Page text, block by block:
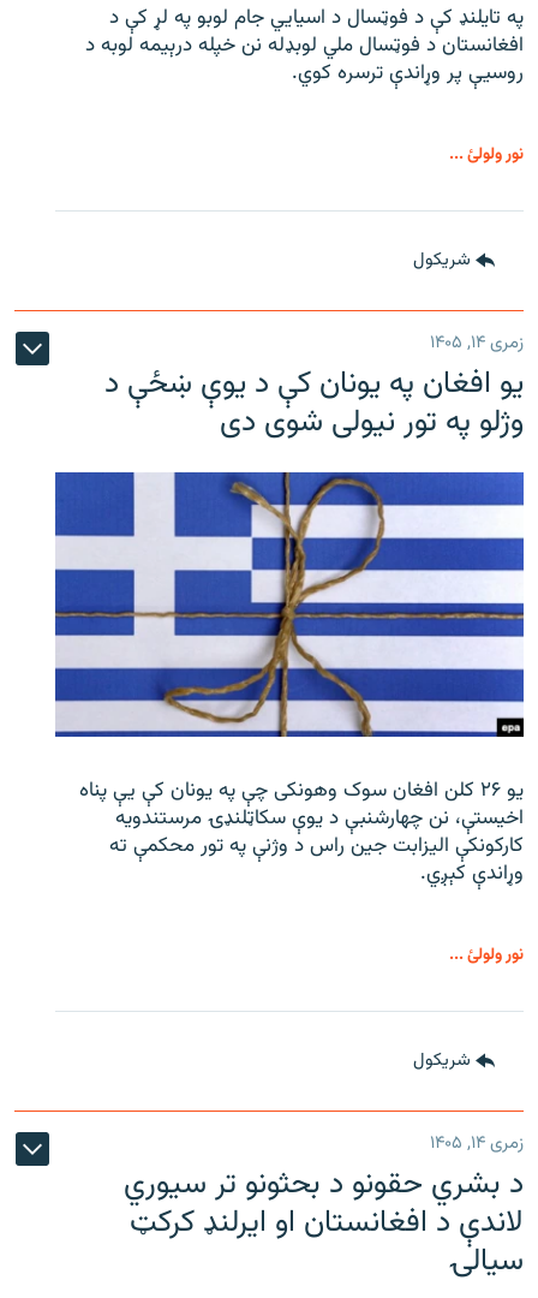
په تایلنډ کې د فوټسال د اسیایي جام لوبو په لړ کې د
افغانستان د فوټسال ملي لوبډله نن خپله درېیمه لوبه د
روسیې پر وړاندې ترسره کوي.
نور ولولئ ...
شريکول
زمری ۱۴, ۱۴۰۵
یو افغان په یونان کې د یوې ښځې د
وژلو په تور نیولی شوی دی
یو ۲۶ کلن افغان سوک‌ وهونکی چې په یونان کې یې پناه
اخیستې، نن چهارشنبې د یوې سکاټلنډۍ مرستندویه
کارکونکې الیزابت جین راس د وژنې په تور محکمې ته
وړاندې کېږي.
نور ولولئ ...
شريکول
زمری ۱۴, ۱۴۰۵
د بشري حقونو د بحثونو تر سیوري
لاندې د افغانستان او ایرلنډ کرکټ
سیالۍ